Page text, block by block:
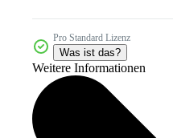
Pro Standard Lizenz
Was ist das?
Weitere Informationen